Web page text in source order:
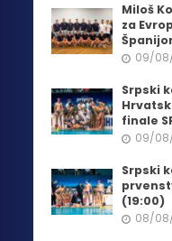
Miloš
za
09/
Srpski
finale
09/
Srpski
(19:00)
08/